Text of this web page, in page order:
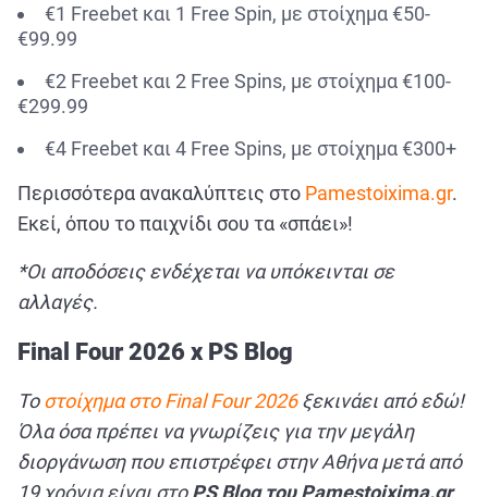
€1 Freebet και 1 Free Spin, με στοίχημα €50-
€99.99
€2 Freebet και 2 Free Spins, με στοίχημα €100-
€299.99
€4 Freebet και 4 Free Spins, με στοίχημα €300+
Περισσότερα ανακαλύπτεις στο Pamestoixima.gr.
Εκεί, όπου το παιχνίδι σου τα «σπάει»!
*Οι αποδόσεις ενδέχεται να υπόκεινται σε
αλλαγές.
Final Four 2026 x PS Blog
Τοστοίχημα στο Final Four 2026ξεκινάει από εδώ!
Όλα όσα πρέπει να γνωρίζεις για την μεγάλη
διοργάνωση που επιστρέφει στην Αθήνα μετά από
19 χρόνια είναι στοPS Blog του Pamestoixima.gr.